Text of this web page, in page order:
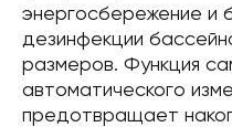
энергосбережение и
дезинфекции
размеров. Функция
автоматического
предотвращает